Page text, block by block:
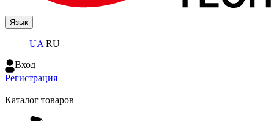
Язык
UA RU
Вход
Регистрация
Каталог товаров